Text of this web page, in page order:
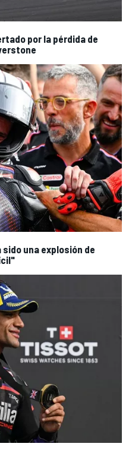
por la pérdida de
una explosión de